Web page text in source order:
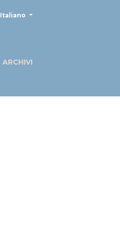
Italiano
ARCHIVI